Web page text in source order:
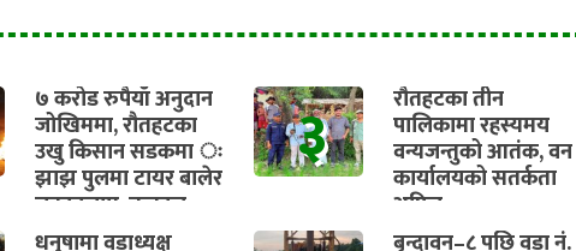
७ करोड रुपैयाँ अनुदान
जोखिममा, रौतहटका
उखु किसान सडकमा ः
झाझ पुलमा टायर बालेर
चक्काजाम, तत्काल
भुक्तानी सुनिश्चित गर्न
३ रौतहटका तीन
पालिकामा रहस्यमय
वन्यजन्तुको आतंक, वन
कार्यालयको सतर्कता
अपिल
धनुषामा वडाध्यक्ष बृन्दावन–८ पछि वडा नं.